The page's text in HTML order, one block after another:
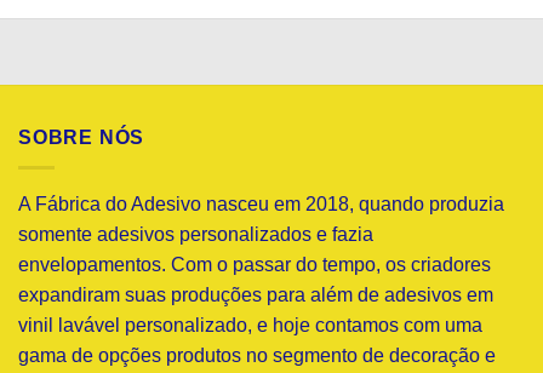
SOBRE NÓS
A Fábrica do Adesivo nasceu em 2018, quando produzia
somente adesivos personalizados e fazia
envelopamentos. Com o passar do tempo, os criadores
expandiram suas produções para além de adesivos em
vinil lavável personalizado, e hoje contamos com uma
gama de opções produtos no segmento de decoração e